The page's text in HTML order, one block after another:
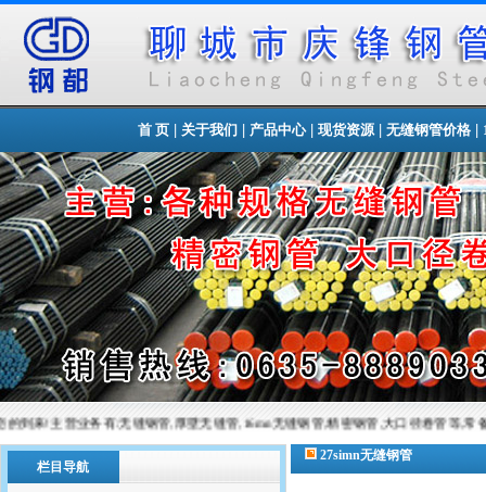
首 页| 关于我们| 产品中心| 现货资源| 无缝钢管价格|
来!主营业务有:无缝钢管,厚壁无缝管,16mn无缝钢管,精密钢管,大口径卷管等,常备
栏目导航
27simn无缝钢管